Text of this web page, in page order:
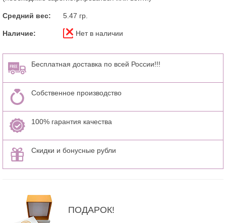
Средний вес: 5.47 гр.
Наличие: Нет в наличии
Бесплатная доставка по всей России!!!
Собственное производство
100% гарантия качества
Скидки и бонусные рубли
ПОДАРОК!